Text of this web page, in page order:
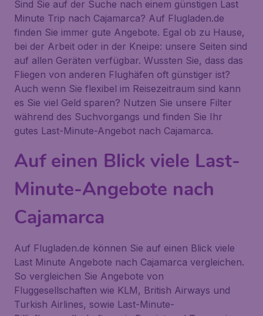
Sind Sie auf der Suche nach einem günstigen Last
Minute Trip nach Cajamarca? Auf Flugladen.de
finden Sie immer gute Angebote. Egal ob zu Hause,
bei der Arbeit oder in der Kneipe: unsere Seiten sind
auf allen Geräten verfügbar. Wussten Sie, dass das
Fliegen von anderen Flughäfen oft günstiger ist?
Auch wenn Sie flexibel im Reisezeitraum sind kann
es Sie viel Geld sparen? Nutzen Sie unsere Filter
während des Suchvorgangs und finden Sie Ihr
gutes Last-Minute-Angebot nach Cajamarca.
Auf einen Blick viele Last-
Minute-Angebote nach
Cajamarca
Auf Flugladen.de können Sie auf einen Blick viele
Last Minute Angebote nach Cajamarca vergleichen.
So vergleichen Sie Angebote von
Fluggesellschaften wie KLM, British Airways und
Turkish Airlines, sowie Last-Minute-